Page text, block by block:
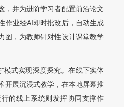
，并为进阶学习者配置前沿论文
作业经AI即时批改后，自动生成
图，为教师针对性设计课堂教学
模式实现深度探究。在线下实体
开展沉浸式教学，在本地屏幕推
的线上系统则发挥协同支撑作